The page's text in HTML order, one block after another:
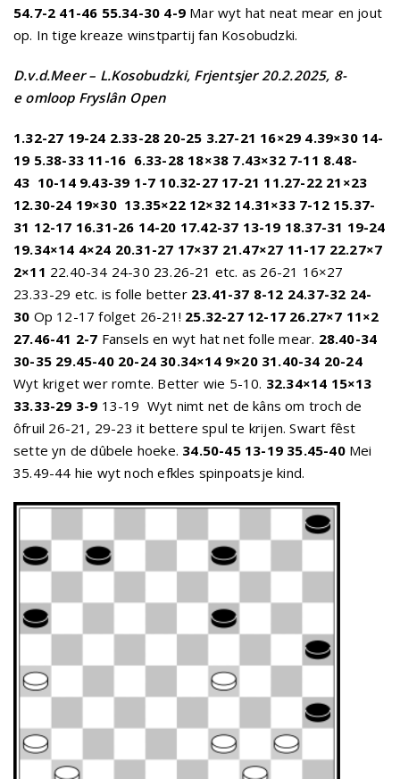
54.7-2 41-46 55.34-30 4-9 Mar wyt hat neat mear en jout
op. In tige kreaze winstpartij fan Kosobudzki.
D.v.d.Meer – L.Kosobudzki, Frjentsjer 20.2.2025, 8-
e omloop Fryslân Open
1.32-27 19-24 2.33-28 20-25 3.27-21 16×29 4.39×30 14-
19 5.38-33 11-16 6.33-28 18×38 7.43×32 7-11 8.48-
43 10-14 9.43-39 1-7 10.32-27 17-21 11.27-22 21×23
12.30-24 19×30 13.35×22 12×32 14.31×33 7-12 15.37-
31 12-17 16.31-26 14-20 17.42-37 13-19 18.37-31 19-24
19.34×14 4×24 20.31-27 17×37 21.47×27 11-17 22.27×7
2×11 22.40-34 24-30 23.26-21 etc. as 26-21 16×27
23.33-29 etc. is folle better 23.41-37 8-12 24.37-32 24-
30 Op 12-17 folget 26-21! 25.32-27 12-17 26.27×7 11×2
27.46-41 2-7 Fansels en wyt hat net folle mear. 28.40-34
30-35 29.45-40 20-24 30.34×14 9×20 31.40-34 20-24
Wyt kriget wer romte. Better wie 5-10. 32.34×14 15×13
33.33-29 3-9 13-19 Wyt nimt net de kâns om troch de
ôfruil 26-21, 29-23 it bettere spul te krijen. Swart fêst
sette yn de dûbele hoeke. 34.50-45 13-19 35.45-40 Mei
35.49-44 hie wyt noch efkles spinpoatsje kind.